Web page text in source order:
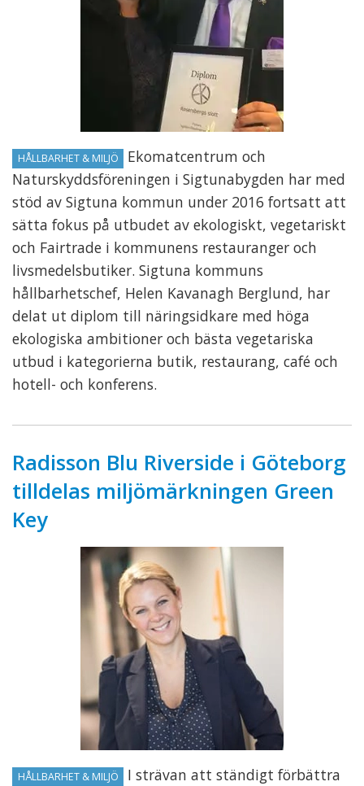
HÅLLBARHET & MILJÖ
Ekomatcentrum och
Naturskyddsföreningen i Sigtunabygden har med
stöd av Sigtuna kommun under 2016 fortsatt att
sätta fokus på utbudet av ekologiskt, vegetariskt
och Fairtrade i kommunens restauranger och
livsmedelsbutiker. Sigtuna kommuns
hållbarhetschef, Helen Kavanagh Berglund, har
delat ut diplom till näringsidkare med höga
ekologiska ambitioner och bästa vegetariska
utbud i kategorierna butik, restaurang, café och
hotell- och konferens.
Radisson Blu Riverside i Göteborg
tilldelas miljömärkningen Green
Key
HÅLLBARHET & MILJÖ
I strävan att ständigt förbättra